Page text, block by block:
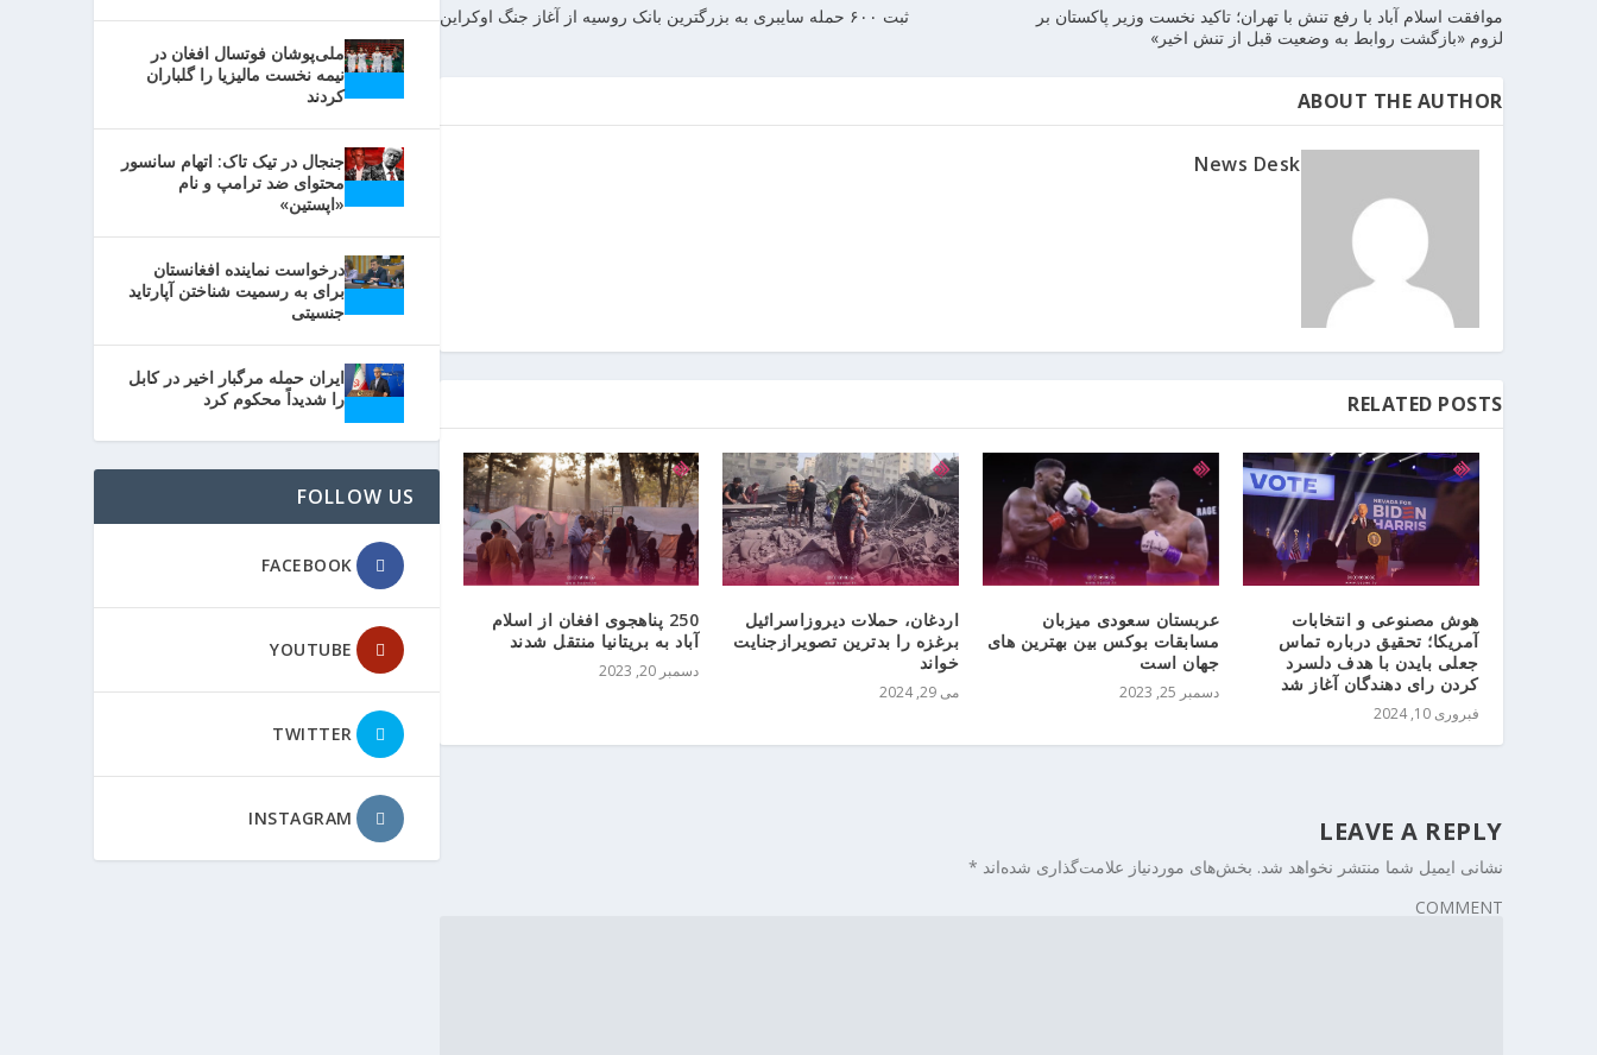
ثبت ۶۰۰ حمله سایبری به بزرگترین بانک روسیه از آغاز جنگ اوکراین
موافقت اسلام آباد با رفع تنش با تهران؛ تاکید نخست وزیر پاکستان بر
لزوم «بازگشت روابط به وضعیت قبل از تنش اخیر»
ABOUT THE AUTHOR
News Desk
RELATED POSTS
هوش مصنوعی و انتخابات
آمریکا؛ تحقیق درباره تماس
جعلی بایدن با هدف دلسرد
کردن رای دهندگان آغاز شد
فبروری 10, 2024
عربستان سعودی میزبان
مسابقات بوکس بین بهترین های
جهان است
دسمبر 25, 2023
اردغان، حملات دیروزاسرائیل
برغزه را بدترین تصویرازجنایت
خواند
می 29, 2024
250 پناهجوی افغان از اسلام
آباد به بریتانیا منتقل شدند
دسمبر 20, 2023
LEAVE A REPLY
نشانی ایمیل شما منتشر نخواهد شد. بخش‌های موردنیاز علامت‌گذاری شده‌اند *
COMMENT
ملی‌پوشان فوتسال افغان در
نیمه نخست مالیزیا را گلباران
کردند
جنجال در تیک تاک: اتهام سانسور
محتوای ضد ترامپ و نام
«اپستین»
درخواست نماینده افغانستان
برای به رسمیت شناختن آپارتاید
جنسیتی
ایران حمله مرگبار اخیر در کابل
را شدیداً محکوم کرد
FOLLOW US
FACEBOOK
YOUTUBE
TWITTER
INSTAGRAM